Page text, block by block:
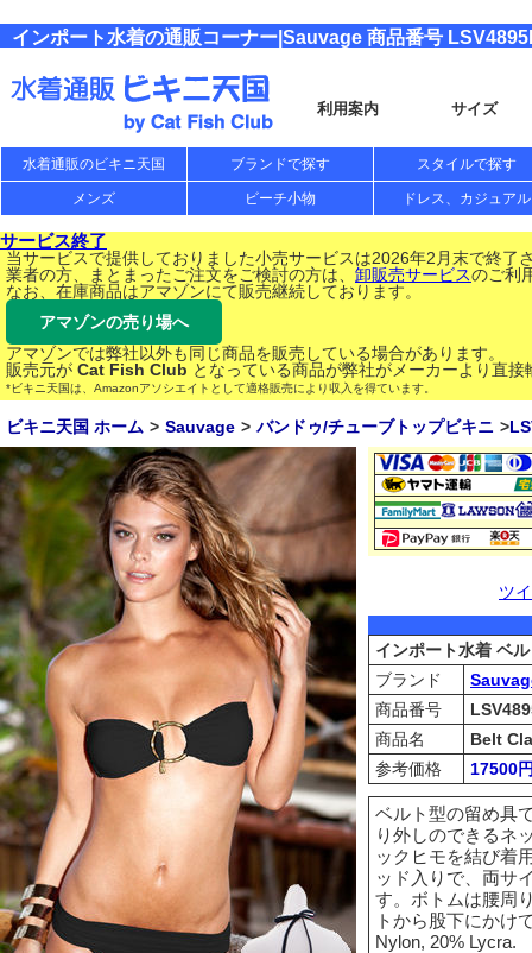
インポート水着の通販コーナー|Sauvage 商品番号
利用案内 サイズ
水着通販のビキニ天国 ブランドで探す スタイルで探す
メンズ ビーチ小物 ドレス、カジュアル
サービス終了
当サービスで提供しておりました小売サービスは2026年2月末で終了
業者の方、まとまったご注文をご検討の方は、 卸販売サービスのご利
なお、在庫商品はアマゾンにて販売継続しております。
アマゾンの売り場へ
アマゾンでは弊社以外も同じ商品を販売している場合があります。
販売元が Cat Fish Club となっている商品が弊社がメーカーより直
*ビキニ天国は、Amazonアソシエイトとして適格販売により収入を得ています。
ビキニ天国 ホーム Sauvage バンドゥ/チューブトップビキニ
ツ
インポート水着 ベ
ブランド
商品番号
商品名
Belt
参考価格
17500
ベルト型の留め具
り外しのできるネ
ックヒモを結び着
ッド入りで、両サ
す。ボトムは腰周
トから股下にかけ
Nylon, 20% Lycra.